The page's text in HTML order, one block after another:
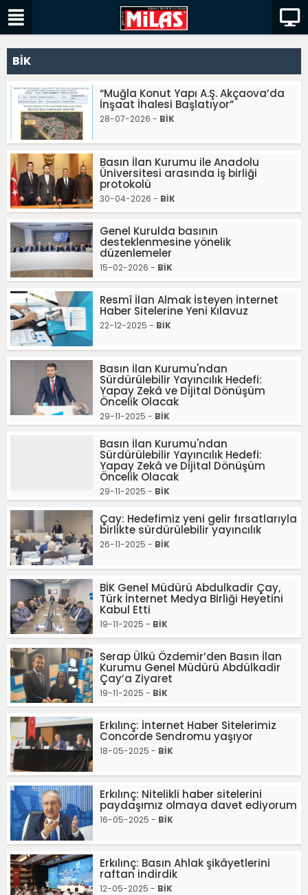
BİK
“Muğla Konut Yapı A.Ş. Akçaova’da
İnşaat İhalesi Başlatıyor”
28-07-2026 - BİK
Basın İlan Kurumu ile Anadolu
Üniversitesi arasında iş birliği
protokolü
30-04-2026 - BİK
Genel Kurulda basının
desteklenmesine yönelik
düzenlemeler
15-02-2026 - BİK
Resmî İlan Almak İsteyen İnternet
Haber Sitelerine Yeni Kılavuz
22-12-2025 - BİK
Basın İlan Kurumu'ndan
Sürdürülebilir Yayıncılık Hedefi:
Yapay Zekâ ve Dijital Dönüşüm
Öncelik Olacak
29-11-2025 - BİK
Basın İlan Kurumu'ndan
Sürdürülebilir Yayıncılık Hedefi:
Yapay Zekâ ve Dijital Dönüşüm
Öncelik Olacak
29-11-2025 - BİK
Çay: Hedefimiz yeni gelir fırsatlarıyla
birlikte sürdürülebilir yayıncılık
26-11-2025 - BİK
BİK Genel Müdürü Abdulkadir Çay,
Türk İnternet Medya Birliği Heyetini
Kabul Etti
19-11-2025 - BİK
Serap Ülkü Özdemir’den Basın İlan
Kurumu Genel Müdürü Abdülkadir
Çay’a Ziyaret
19-11-2025 - BİK
Erkılınç: İnternet Haber Sitelerimiz
Concorde Sendromu yaşıyor
18-05-2025 - BİK
Erkılınç: Nitelikli haber sitelerini
paydaşımız olmaya davet ediyorum
16-05-2025 - BİK
Erkılınç: Basın Ahlak şikâyetlerini
raftan indirdik
12-05-2025 - BİK